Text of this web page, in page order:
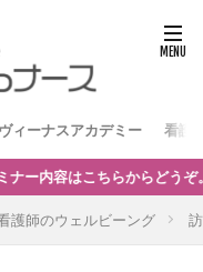
ヴィーナスアカデミー 看護
護師のウェルビーング